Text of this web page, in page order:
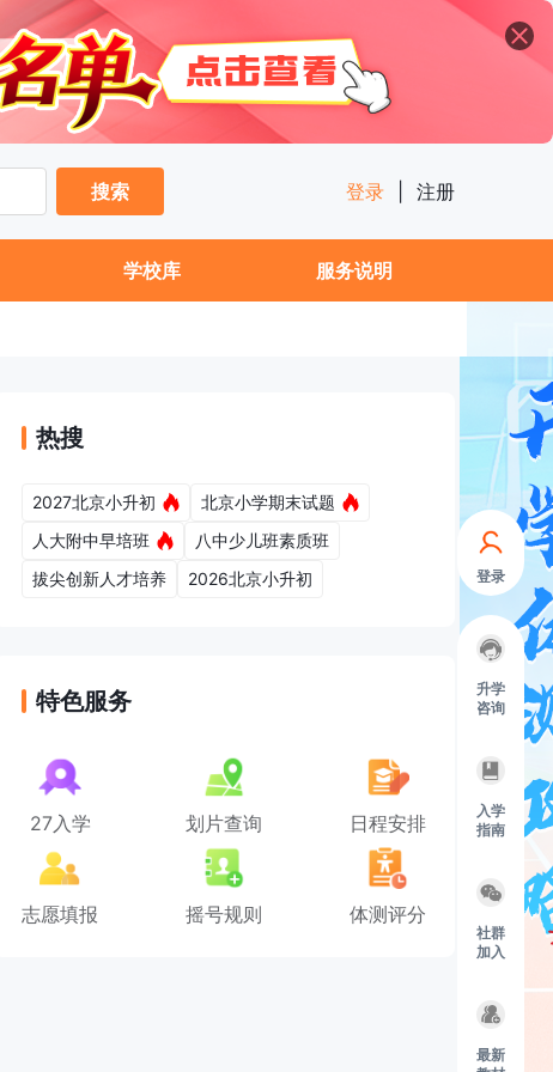
登录
升学
咨询
入学
指南
社群
加入
最新
搜索
登录 注册
学校库 服务说明
热搜
2027北京小升初
北京小学期末试题
人大附中早培班
八中少儿班素质班
拔尖创新人才培养
2026北京小升初
特色服务
27入学 划片查询 日程安排
志愿填报 摇号规则 体测评分